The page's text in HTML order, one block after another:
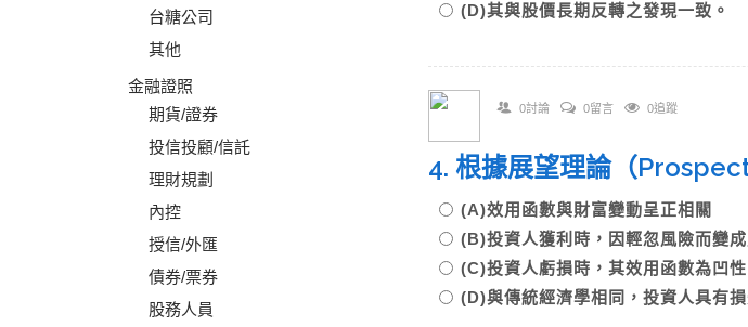
台糖公司
其他
金融證照
期貨/證券
投信投顧/信託
理財規劃
內控
授信/外匯
債券/票券
股務人員
(D)其與股價長期反轉之發現一致。
0討論 0留言 0追蹤
4. 根據展望理論（
(A)效用函數與財富變動呈正相關
(B)投資人獲利時，因輕忽風險而變
(C)投資人虧損時，其效用函數為凹
(D)與傳統經濟學相同，投資人具有